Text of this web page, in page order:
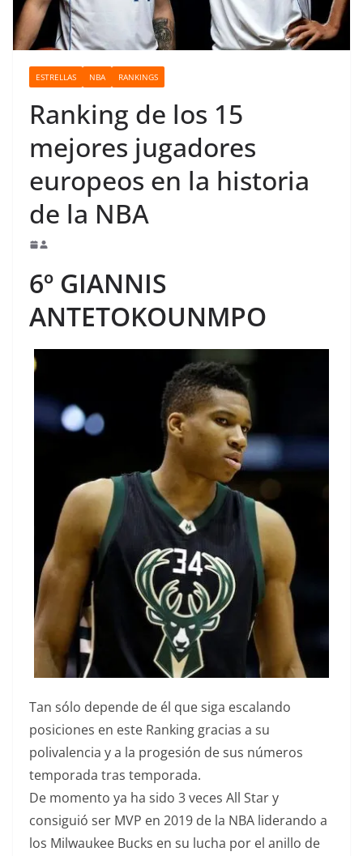
ESTRELLAS NBA RANKINGS
Ranking de los 15
mejores jugadores
europeos en la historia
de la NBA
6º GIANNIS
ANTETOKOUNMPO
Tan sólo depende de él que siga escalando
posiciones en este Ranking gracias a su
polivalencia y a la progesión de sus números
temporada tras temporada.
De momento ya ha sido 3 veces All Star y
consiguió ser MVP en 2019 de la NBA liderando a
los Milwaukee Bucks en su lucha por el anillo de